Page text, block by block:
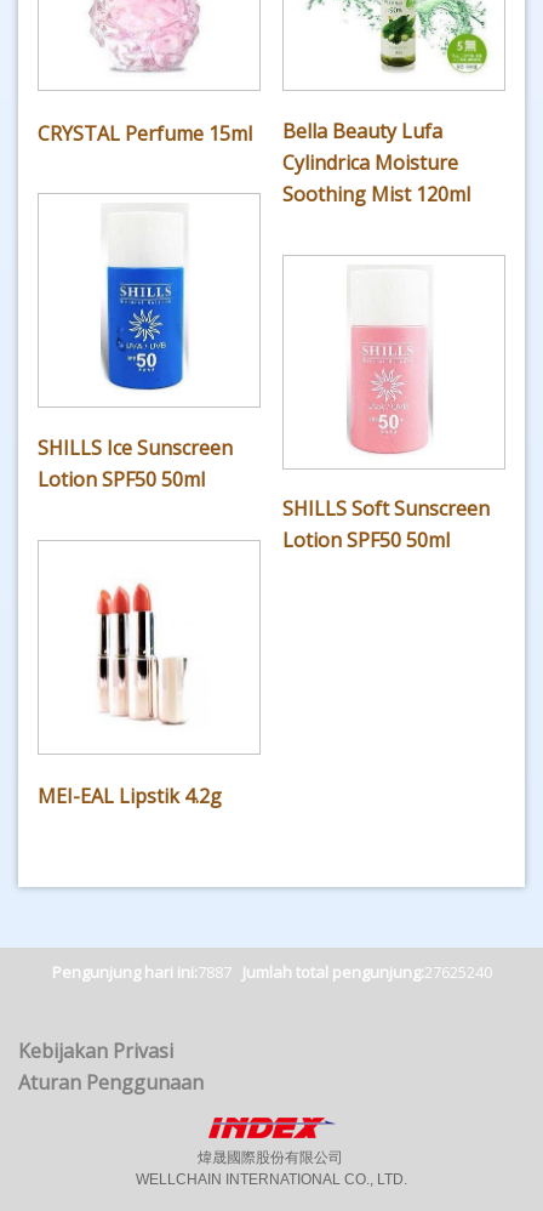
CRYSTAL Perfume 15ml
Bella Beauty Lufa
Cylindrica Moisture
Soothing Mist 120ml
SHILLS Ice Sunscreen
Lotion SPF50 50ml
SHILLS Soft Sunscreen
Lotion SPF50 50ml
MEI-EAL Lipstik 4.2g
Pengunjung hari ini:7887 Jumlah total pengunjung:27625240
Kebijakan Privasi
Aturan Penggunaan
煒晟國際股份有限公司
WELLCHAIN INTERNATIONAL CO., LTD.